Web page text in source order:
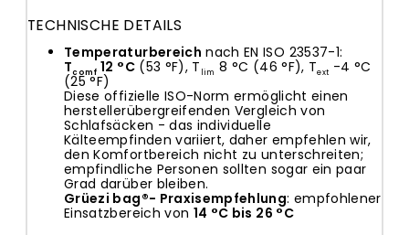
TECHNISCHE DETAILS
Temperaturbereich nach EN ISO 23537-1:
Tcomf 12 °C(53 °F), T lim 8 °C (46 °F), Text -4 °C
(25 °F)
Dieseoffizielle ISO-Norm ermöglicht einen
herstellerübergreifenden Vergleich von
Schlafsäcken - das individuelle
Kälteempfinden variiert, daher empfehlen wir,
den Komfortbereich nicht zu unterschreiten;
empfindliche Personen sollten sogar ein paar
Grad darüber bleiben.
Grüezi bag®- Praxisempfehlung: empfohlener
Einsatzbereich von 14 °C bis 26 °C